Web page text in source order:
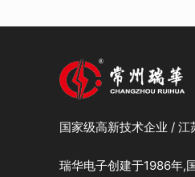
国家级高新技术企业 / 江
瑞华电子创建于1986年,